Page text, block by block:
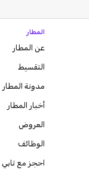
المطار
عن المطار
التقسيط
مدونة المطار
أخبار المطار
العروض
الوظائف
احجز مع تابي